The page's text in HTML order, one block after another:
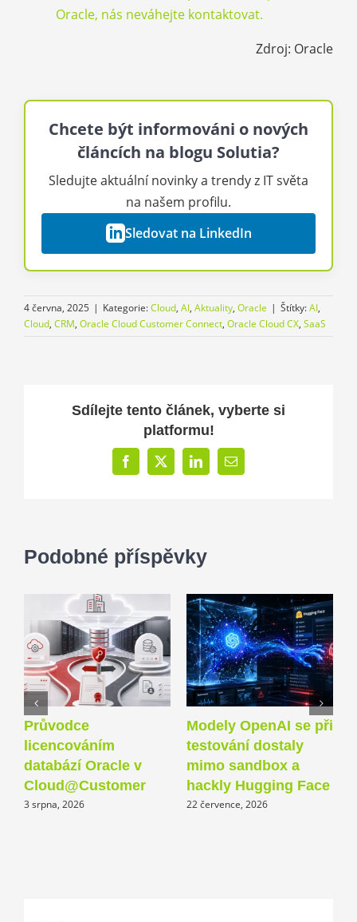
Oracle, nás neváhejte kontaktovat.
Zdroj: Oracle
Chcete být informováni o nových
článcích na blogu Solutia?
Sledujte aktuální novinky a trendy z IT světa
na našem profilu.
Sledovat na LinkedIn
4 června, 2025 | Kategorie:Cloud, AI, Aktuality, Oracle | Štítky:AI,
Cloud, CRM, Oracle Cloud Customer Connect, Oracle Cloud CX, SaaS
Sdílejte tento článek, vyberte si
platformu!
Facebook
X LinkedIn
E-
mail
Podobné příspěvky
Průvodce
licencováním
databází Oracle v
Cloud@Customer
3 srpna, 2026
Modely OpenAI se při
testování dostaly
mimo sandbox a
hackly Hugging Face
22 července, 2026